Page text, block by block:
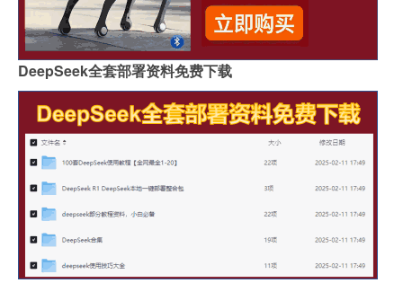
DeepSeek全套部署资料免费下载